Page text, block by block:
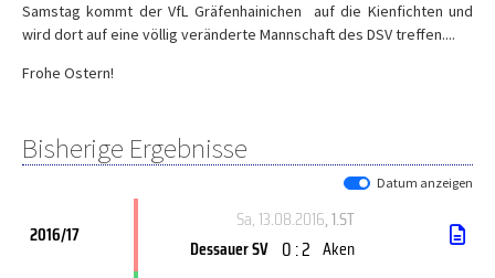
Samstag kommt der VfL Gräfenhainichen auf die Kienfichten und
wird dort auf eine völlig veränderte Mannschaft des DSV treffen....
Frohe Ostern!
Bisherige Ergebnisse
Datum anzeigen
2016/17
Sa, 13.08.2016, 1.ST
Dessauer SV 0 : 2 Aken